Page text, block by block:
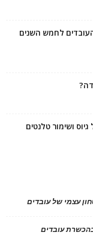
לחמש השנים
עובדים